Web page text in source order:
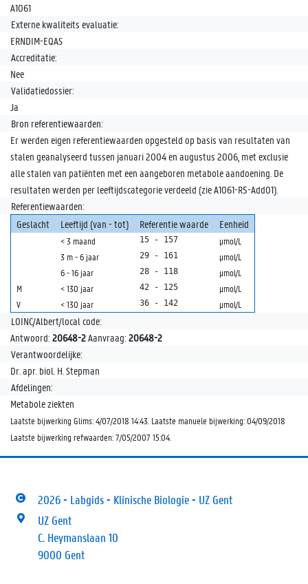
A1061
Externe kwaliteits evaluatie:
ERNDIM-EQAS
Accreditatie:
Nee
Validatiedossier:
Ja
Bron referentiewaarden:
Er werden eigen referentiewaarden opgesteld op basis van resultaten van
stalen geanalyseerd tussen januari 2004 en augustus 2006, met exclusie
alle stalen van patiënten met een aangeboren metabole aandoening. De
resultaten werden per leeftijdscategorie verdeeld (zie A1061-R5-Add01).
Referentiewaarden:
Geslacht
Leeftijd (van - tot) Referentie waarde Eenheid
< 3 maand 15 - 157
µmol/L
3 m - 6 jaar
29 - 161
µmol/L
6 - 16 jaar
28 - 118
µmol/L
M
< 130 jaar 42 - 125
µmol/L
V
< 130 jaar 36 - 142 µmol/L
LOINC/Albert/local code:
Antwoord: 20648-2Aanvraag: 20648-2
Verantwoordelijke:
Dr. apr. biol. H. Stepman
Afdelingen:
Metabole ziekten
Laatste bijwerking Glims: 4/07/2018 14:43. Laatste manuele bijwerking: 04/09/2018
Laatste bijwerking refwaarden: 7/05/2007 15:04.
2026 - Labgids - Klinische Biologie - UZ Gent
UZ Gent
C. Heymanslaan 10
9000 Gent